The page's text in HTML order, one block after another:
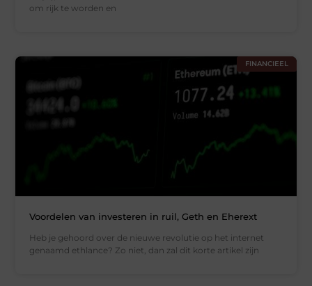
om rijk te worden en
FINANCIEEL
Voordelen van investeren in ruil, Geth en Eherext
Heb je gehoord over de nieuwe revolutie op het internet
genaamd ethlance? Zo niet, dan zal dit korte artikel zijn